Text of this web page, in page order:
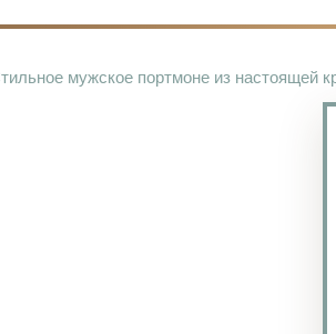
мужское портмоне из настоящей